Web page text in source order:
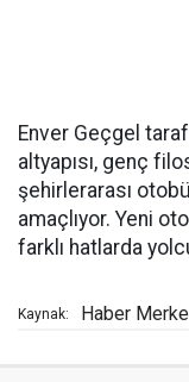
Enver Geçgel
altyapısı, genç
şehirlerarası
amaçlıyor. Yeni
farklı hatlarda
Kaynak: Haber